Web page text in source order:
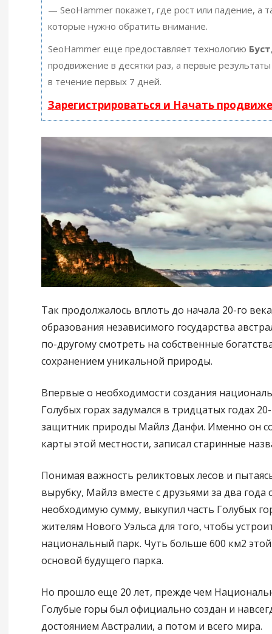
— SeoHammer покажет, где рост или падение, а
которые нужно обратить внимание.
SeoHammer еще предоставляет технологию Буст
продвижение в десятки раз, а первые
в течение первых 7 дней.
Зарегистрироваться и Начать
Так продолжалось вплоть до начала 20-го
образования независимого государства
по-другому смотреть на собственные
сохранением уникальной природы.
Впервые о необходимости создания
Голубых горах задумался в тридцатых годах
защитник природы Майлз Данфи. Именно он
карты этой местности, записал старинные
Понимая важность реликтовых лесов и
вырубку, Майлз вместе с друзьями за два года
необходимую сумму, выкупил часть Голубых
жителям Нового Уэльса для того, чтобы
национальный парк. Чуть больше 600 км2
основой будущего парка.
Но прошло еще 20 лет, прежде чем
Голубые горы был официально создан и
достоянием Австралии, а потом и всего мира.